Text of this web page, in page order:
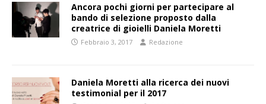
Ancora pochi giorni per partecipare al
bando di selezione proposto dalla
creatrice di gioielli Daniela Moretti
Febbraio 3, 2017 Redazione
Daniela Moretti alla ricerca dei nuovi
testimonial per il 2017